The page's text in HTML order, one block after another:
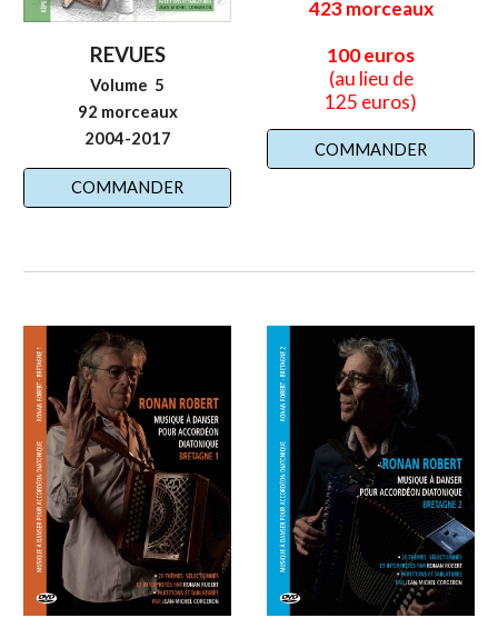
REVUES
Volume 5
92 morceaux
2004-2017
COMMANDER
423morceaux
100 euros
(au lieu de
125 euros)
COMMANDER